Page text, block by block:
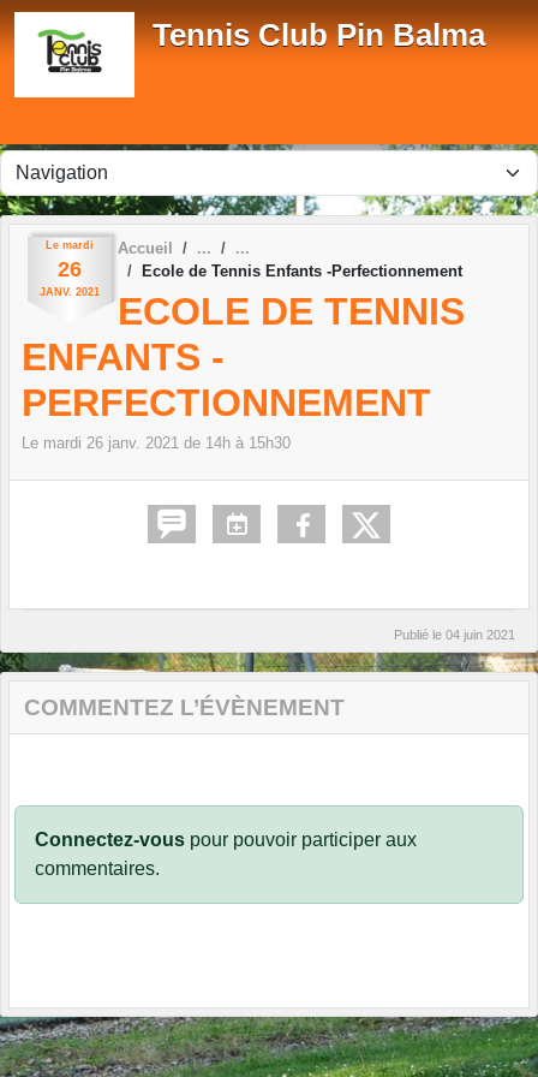
Tennis Club Pin Balma
Le mardi
26
JANV. 2021
Accueil
Ecole de Tennis Enfants -Perfectionnement
ECOLE DE TENNIS
ENFANTS -
PERFECTIONNEMENT
Le mardi 26 janv. 2021 de 14h à 15h30
Publié le 04 juin 2021
COMMENTEZ L’ÉVÈNEMENT
Connectez-vous pour pouvoir participer aux
commentaires.
Panneau de gestion des cookies